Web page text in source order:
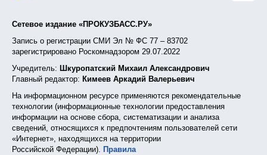
Сетевое издание «ПРОКУЗБАСС.РУ»
Запись о регистрации СМИ Эл № ФС 77 – 83702
зарегистрировано Роскомнадзором 29.07.2022
Учредитель: Шкуропатский Михаил Александрович
Главный редактор: Кимеев Аркадий Валерьевич
На информационном ресурсе применяются рекомендательные
технологии (информационные технологии предоставления
информации на основе сбора, систематизации и анализа
сведений, относящихся к предпочтениям пользователей сети
«Интернет», находящихся на территории
Российской Федерации). Правила